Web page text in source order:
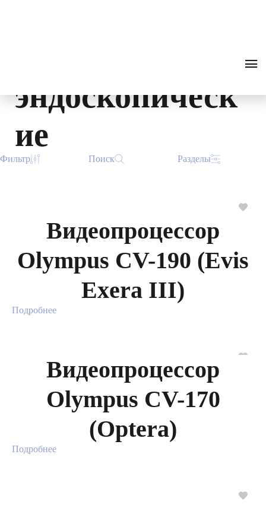
эндоскопическ
ие
Фильтр Поиск Разделы
Видеопроцессор
Olympus CV-190 (Evis
Exera III)
Подробнее
Видеопроцессор
Olympus CV-170
(Optera)
Подробнее